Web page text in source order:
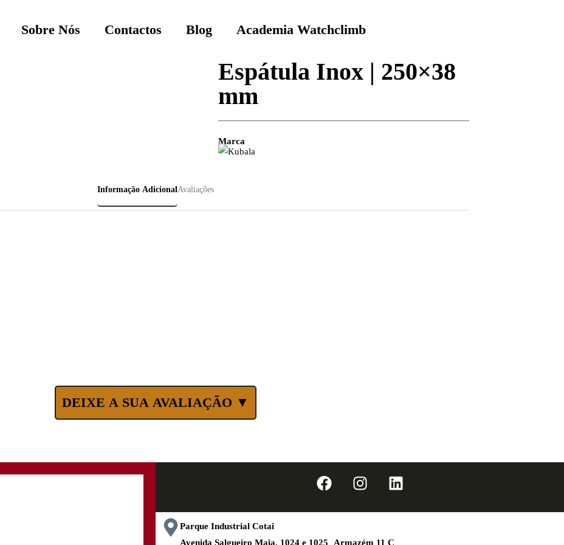
Sobre Nós Contactos Blog Academia Watchclimb
Espátula Inox | 250×38
mm
Marca
Informação AdicionalAvaliações
DEIXE A SUA AVALIAÇÃO ▼
Parque Industrial Cotai
Avenida Salgueiro Maia, 1024 e 1025 Armazém 11 C